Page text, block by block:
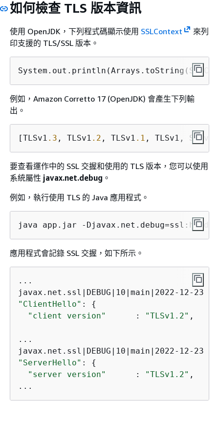
如何檢查 TLS 版本資訊
使用 OpenJDK，下列程式碼顯示使用 SSLContext
來列
印支援的 TLS/SSL 版本。
例如，Amazon Corretto 17 (OpenJDK) 會產生下列輸
出。
[TLSv1 .3 , TLSv1 .2 , TLSv1 .1 , TLSv1,
要查看運作中的 SSL 交握和使用的 TLS 版本，您可以使用
系統屬性 javax.net.debug 。
例如，執行使用 TLS 的 Java 應用程式。
java app.jar -
應用程式會記錄 SSL 交握，如下所示。
...
"ClientHello" : {
"client version"
      :
"TLSv1.2" ,
...
"ServerHello" : {
"server version"
      :
"TLSv1.2" ,
...